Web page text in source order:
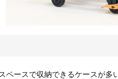
ースで収納できるケースが多